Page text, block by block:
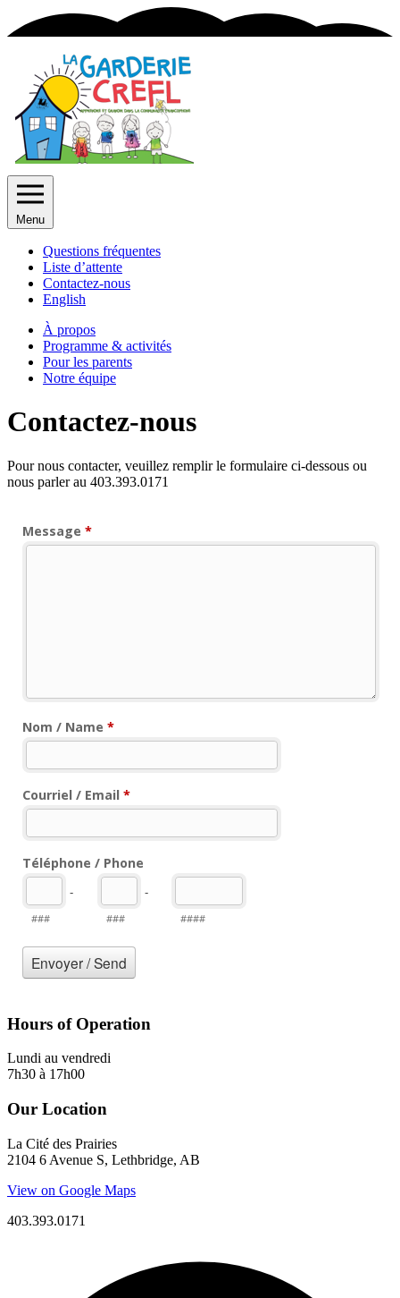
Menu
Questions fréquentes
Liste d’attente
Contactez-nous
English
À propos
Programme & activités
Pour les parents
Notre équipe
Contactez-nous
Pour nous contacter, veuillez remplir le formulaire ci-dessous ou
nous parler au 403.393.0171
Hours of Operation
Lundi au vendredi
7h30 à 17h00
Our Location
La Cité des Prairies
2104 6 Avenue S, Lethbridge, AB
View on Google Maps
403.393.0171